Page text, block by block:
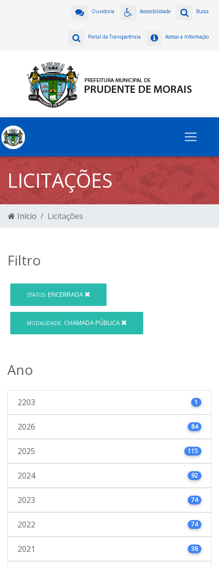
Busca
Acessibilidade
Ouvidoria
Acesso à Informação
Portal da Transparência
LICITAÇÕES
Início Licitações
Filtro
STATUS: ENCERRADA
MODALIDADE: CHAMADA PÚBLICA
Ano
2203 1
2026 84
2025 115
2024 92
2023 74
2022 74
2021 38